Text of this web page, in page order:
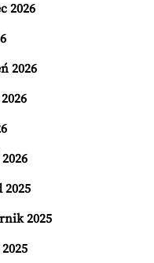
2026
2026
2025
2025